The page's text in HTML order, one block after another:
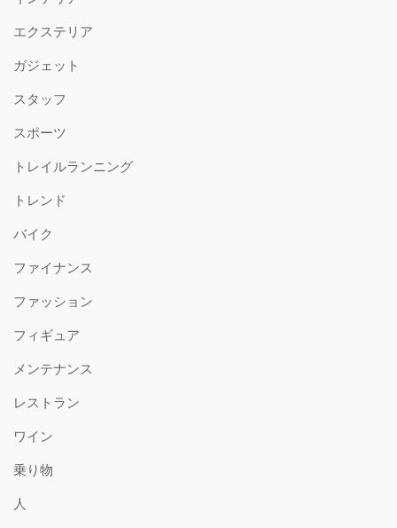
エクステリア
ガジェット
スタッフ
スポーツ
トレイルランニング
トレンド
バイク
ファイナンス
ファッション
フィギュア
メンテナンス
レストラン
ワイン
乗り物
人